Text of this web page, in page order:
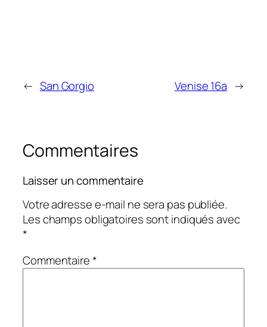
← San Gorgio Venise 16a →
Commentaires
Laisser un commentaire
Votre adresse e-mail ne sera pas publiée.
Les champs obligatoires sont indiqués avec
*
Commentaire*